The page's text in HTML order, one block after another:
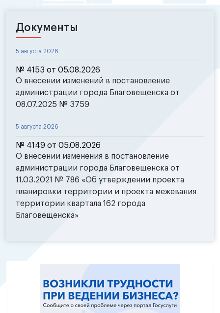
Документы
5 августа 2026
№ 4153 от 05.08.2026
О внесении изменений в постановление
администрации города Благовещенска от
08.07.2025 № 3759
5 августа 2026
№ 4149 от 05.08.2026
О внесении изменения в постановление
администрации города Благовещенска от
11.03.2021 № 786 «Об утверждении проекта
планировки территории и проекта межевания
территории квартала 162 города
Благовещенска»